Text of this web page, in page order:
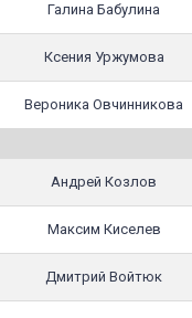
Галина Бабулина
Ксения Уржумова
Вероника Овчинникова
Андрей Козлов
Максим Киселев
Дмитрий Войтюк